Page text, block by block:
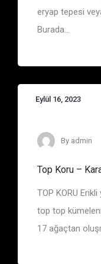
eryap tepesi
Burada...
Eylül 16, 2023
Eşkiya
By admin
Top Koru –
TOP KORU Erikli
top top
17 ağaçtan